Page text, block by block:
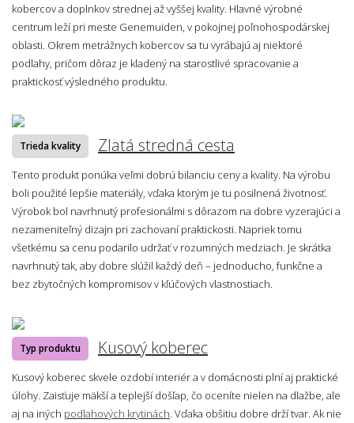
kobercov a doplnkov strednej až vyššej kvality. Hlavné výrobné
centrum leží pri meste Genemuiden, v pokojnej poľnohospodárskej
oblasti. Okrem metrážnych kobercov sa tu vyrábajú aj niektoré
podlahy, pričom dôraz je kladený na starostlivé spracovanie a
praktickosť výsledného produktu.
Trieda kvality Zlatá stredná cesta
Tento produkt ponúka veľmi dobrú bilanciu ceny a kvality. Na výrobu
boli použité lepšie materiály, vďaka ktorým je tu posilnená životnosť.
Výrobok bol navrhnutý profesionálmi s dôrazom na dobre vyzerajúci a
nezameniteľný dizajn pri zachovaní praktickosti. Napriek tomu
všetkému sa cenu podarilo udržať v rozumných medziach. Je skrátka
navrhnutý tak, aby dobre slúžil každý deň – jednoducho, funkčne a
bez zbytočných kompromisov v kľúčových vlastnostiach.
Typ produktu Kusový koberec
Kusový koberec skvele ozdobí interiér a v domácnosti plní aj praktické
úlohy. Zaisťuje mäkší a teplejší došľap, čo oceníte nielen na dlažbe, ale
aj na iných podlahových krytinách . Vďaka obšitiu dobre drží tvar. Ak nie